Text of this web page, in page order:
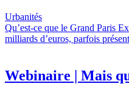
Urbanités
Qu’est-ce que le Grand Paris
milliards d’euros, parfois
Webinaire | Mais